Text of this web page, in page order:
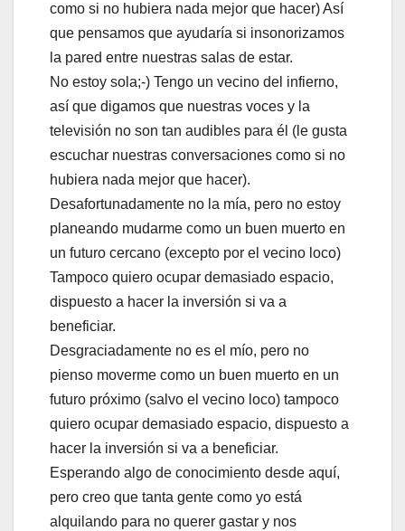
como si no hubiera nada mejor que hacer) Así
que pensamos que ayudaría si insonorizamos
la pared entre nuestras salas de estar.
No estoy sola;-) Tengo un vecino del infierno,
así que digamos que nuestras voces y la
televisión no son tan audibles para él (le gusta
escuchar nuestras conversaciones como si no
hubiera nada mejor que hacer).
Desafortunadamente no la mía, pero no estoy
planeando mudarme como un buen muerto en
un futuro cercano (excepto por el vecino loco)
Tampoco quiero ocupar demasiado espacio,
dispuesto a hacer la inversión si va a
beneficiar.
Desgraciadamente no es el mío, pero no
pienso moverme como un buen muerto en un
futuro próximo (salvo el vecino loco) tampoco
quiero ocupar demasiado espacio, dispuesto a
hacer la inversión si va a beneficiar.
Esperando algo de conocimiento desde aquí,
pero creo que tanta gente como yo está
alquilando para no querer gastar y nos